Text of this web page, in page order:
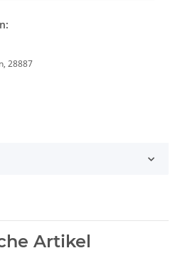
28887
Artikel